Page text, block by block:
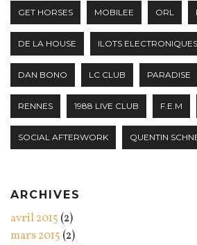
GET HORSES MOBILEE ORL
DE LA HOUSE ILOTS ELECTRONIQUES
DAN BONO LC CLUB PARADISE
RENNES 1988 LIVE CLUB F.E.M
SOCIAL AFTERWORK QUENTIN
ARCHIVES
avril 2015 (2)
mars 2015 (2)